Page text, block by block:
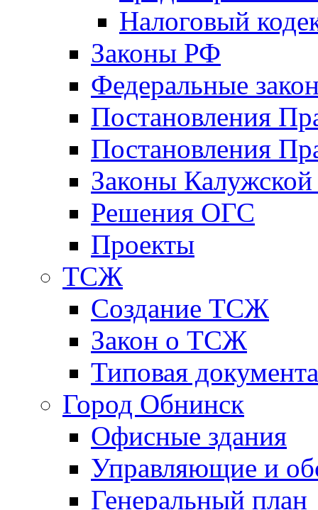
Налоговый
Законы РФ
Федеральные
Постановления
Постановления
Законы Калужской
Решения ОГС
Проекты
ТСЖ
Создание ТСЖ
Закон о ТСЖ
Типовая
Город Обнинск
Офисные здания
Управляющие и
Генеральный план